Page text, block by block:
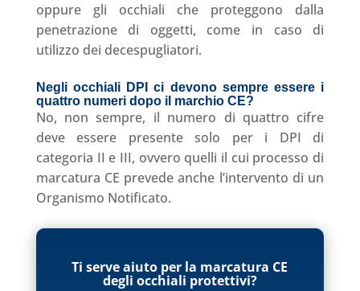
oppure gli occhiali che proteggono dalla
penetrazione di oggetti, come in caso di
utilizzo dei decespugliatori.
Negli occhiali DPI ci devono sempre essere i
quattro numeri dopo il marchio CE?
No, non sempre, il numero di quattro cifre
deve essere presente solo per i DPI di
categoria II e III, ovvero quelli il cui processo di
marcatura CE prevede anche l’intervento di un
Organismo Notificato.
Ti serve aiuto per la marcatura CE
degli occhiali protettivi?